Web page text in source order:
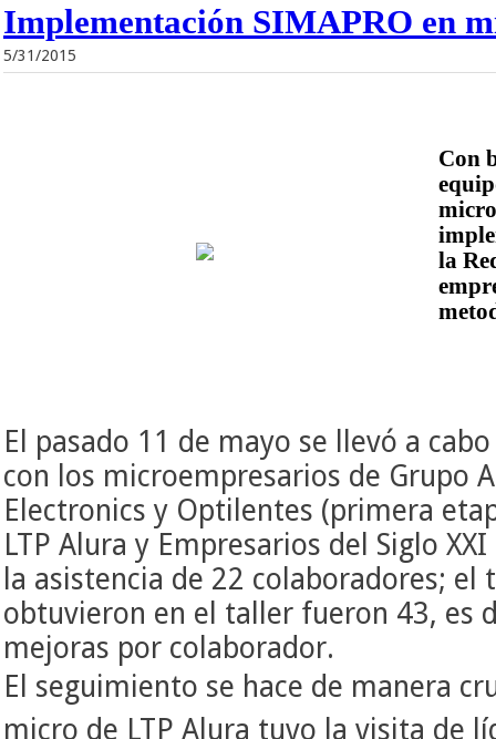
Implementación SIMAPRO en
5/31/2015
Con
la
El pasado 11 de mayo se llevó a
con los microempresarios de Grupo
Electronics y Optilentes (primera
LTP Alura y Empresarios del Siglo
la asistencia de 22 colaboradores;
obtuvieron en el taller fueron 43, es
mejoras por colaborador.
El seguimiento se hace de manera
micro de LTP Alura tuvo la visita de